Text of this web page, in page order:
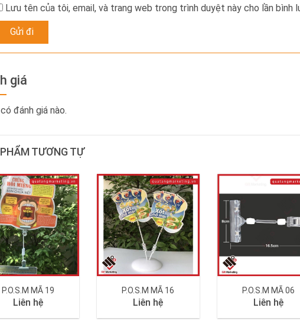
Lưu tên của tôi, email, và trang web trong trình duyệt này cho lần bình
giá
đánh giá nào.
TƯƠNG TỰ
P.O.S.M MÃ 19
Liên hệ
P.O.S.M MÃ 16
Liên hệ
P.O.S.M MÃ 06
Liên hệ